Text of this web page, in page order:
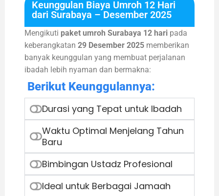
Keunggulan Biaya Umroh 12 Hari
dari Surabaya – Desember 2025
Mengikuti paket umroh Surabaya 12 hari pada
keberangkatan 29 Desember 2025 memberikan
banyak keunggulan yang membuat perjalanan
ibadah lebih nyaman dan bermakna:
Berikut Keunggulannya:
Durasi yang Tepat untuk Ibadah
Waktu Optimal Menjelang Tahun
Baru
Bimbingan Ustadz Profesional
Ideal untuk Berbagai Jamaah